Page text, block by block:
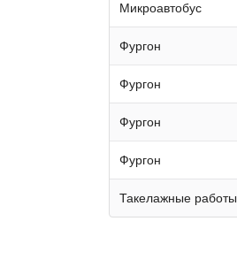
Микроавтобус
Фургон
Фургон
Фургон
Фургон
Такелажные работы